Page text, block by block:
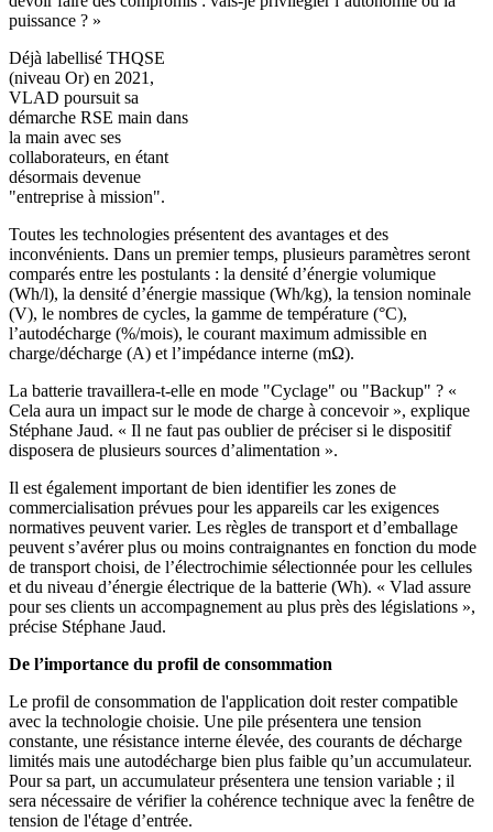
puissance ? »
Déjà labellisé THQSE
(niveau Or) en 2021,
VLAD poursuit sa
démarche RSE main dans
la main avec ses
collaborateurs, en étant
désormais devenue
"entreprise à mission".
Toutes les technologies présentent des avantages et des
inconvénients. Dans un premier temps, plusieurs paramètres seront
comparés entre les postulants : la densité d’énergie volumique
(Wh/l), la densité d’énergie massique (Wh/kg), la tension nominale
(V), le nombres de cycles, la gamme de température (°C),
l’autodécharge (%/mois), le courant maximum admissible en
charge/décharge (A) et l’impédance interne (mΩ).
La batterie travaillera-t-elle en mode "Cyclage" ou "Backup" ? «
Cela aura un impact sur le mode de charge à concevoir », explique
Stéphane Jaud. « Il ne faut pas oublier de préciser si le dispositif
disposera de plusieurs sources d’alimentation ».
Il est également important de bien identifier les zones de
commercialisation prévues pour les appareils car les exigences
normatives peuvent varier. Les règles de transport et d’emballage
peuvent s’avérer plus ou moins contraignantes en fonction du mode
de transport choisi, de l’électrochimie sélectionnée pour les cellules
et du niveau d’énergie électrique de la batterie (Wh). « Vlad assure
pour ses clients un accompagnement au plus près des législations »,
précise Stéphane Jaud.
De l’importance du profil de consommation
Le profil de consommation de l'application doit rester compatible
avec la technologie choisie. Une pile présentera une tension
constante, une résistance interne élevée, des courants de décharge
limités mais une autodécharge bien plus faible qu’un accumulateur.
Pour sa part, un accumulateur présentera une tension variable ; il
sera nécessaire de vérifier la cohérence technique avec la fenêtre de
tension de l'étage d’entrée.